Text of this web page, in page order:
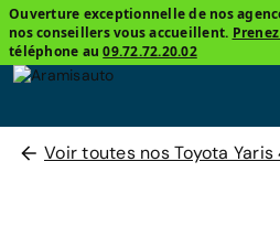
Ouverture exceptionnelle de nos
nos conseillers vous accueillent.
téléphone au09.72.72.20.02
Voir toutes nos Toyota Yaris